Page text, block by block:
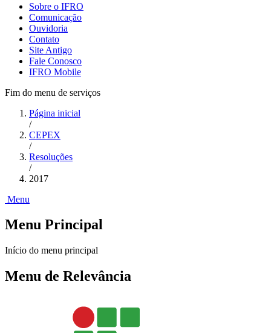
Sobre o IFRO
Comunicação
Ouvidoria
Contato
Site Antigo
Fale Conosco
IFRO Mobile
Fim do menu de serviços
Página inicial
/
CEPEX
/
Resoluções
/
2017
Menu
Menu Principal
Início do menu principal
Menu de Relevância